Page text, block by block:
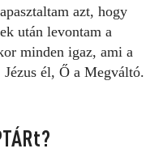
azt, hogy
után levontam a
minden igaz, ami a
él, Ő a Megváltó.